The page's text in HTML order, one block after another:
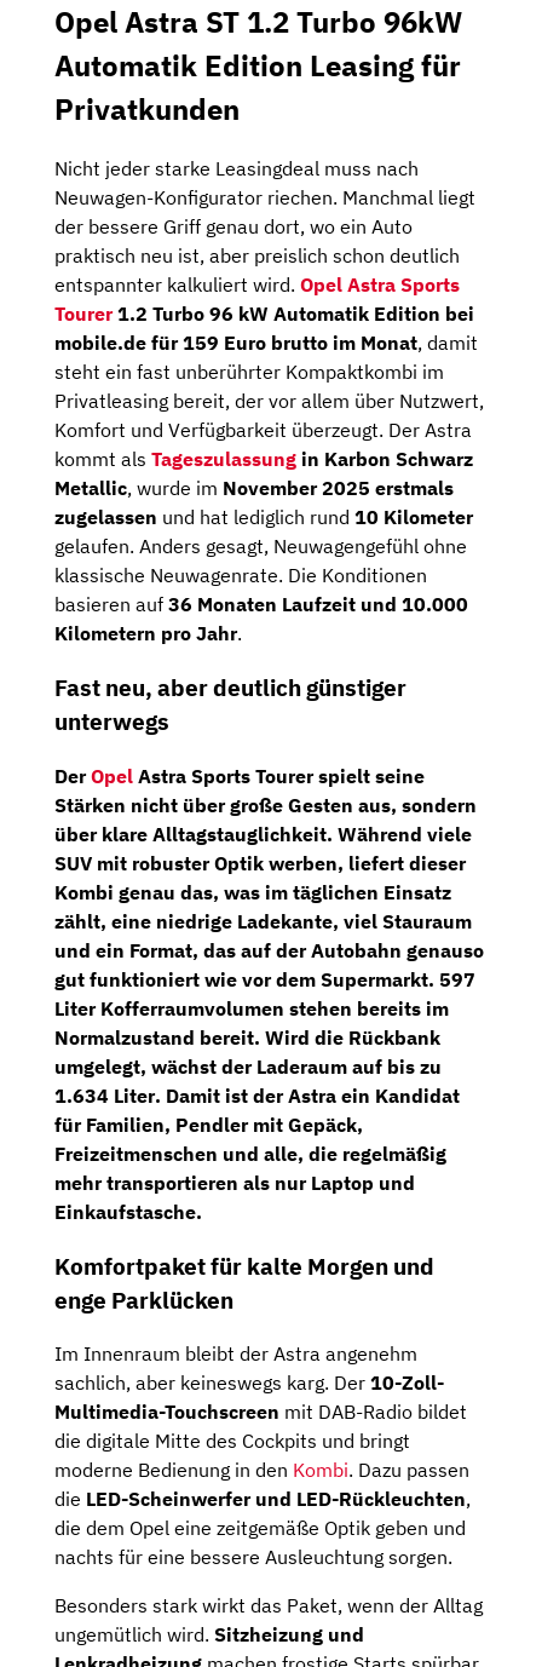
Opel Astra ST 1.2 Turbo 96kW
Automatik Edition Leasing für
Privatkunden
Nicht jeder starke Leasingdeal muss nach
Neuwagen-Konfigurator riechen. Manchmal liegt
der bessere Griff genau dort, wo ein Auto
praktisch neu ist, aber preislich schon deutlich
entspannter kalkuliert wird. Opel Astra Sports
Tourer1.2 Turbo 96 kW Automatik Edition bei
mobile.de für 159 Euro brutto im Monat, damit
steht ein fast unberührter Kompaktkombi im
Privatleasing bereit, der vor allem über Nutzwert,
Komfort und Verfügbarkeit überzeugt. Der Astra
kommt als Tageszulassung in Karbon Schwarz
Metallic, wurde im November 2025 erstmals
zugelassen und hat lediglich rund 10 Kilometer
gelaufen. Anders gesagt, Neuwagengefühl ohne
klassische Neuwagenrate. Die Konditionen
basieren auf 36 Monaten Laufzeit und 10.000
Kilometern pro Jahr.
Fast neu, aber deutlich günstiger
unterwegs
DerOpel Astra Sports Tourer spielt seine
Stärken nicht über große Gesten aus, sondern
über klare Alltagstauglichkeit. Während viele
SUV mit robuster Optik werben, liefert dieser
Kombi genau das, was im täglichen Einsatz
zählt, eine niedrige Ladekante, viel Stauraum
und ein Format, das auf der Autobahn genauso
gut funktioniert wie vor dem Supermarkt. 597
Liter Kofferraumvolumen stehen bereits im
Normalzustand bereit. Wird die Rückbank
umgelegt, wächst der Laderaum auf bis zu
1.634 Liter. Damit ist der Astra ein Kandidat
für Familien, Pendler mit Gepäck,
Freizeitmenschen und alle, die regelmäßig
mehr transportieren als nur Laptop und
Einkaufstasche.
Komfortpaket für kalte Morgen und
enge Parklücken
Im Innenraum bleibt der Astra angenehm
sachlich, aber keineswegs karg. Der 10-Zoll-
Multimedia-Touchscreen mit DAB-Radio bildet
die digitale Mitte des Cockpits und bringt
moderne Bedienung in den Kombi. Dazu passen
die LED-Scheinwerfer und LED-Rückleuchten,
die dem Opel eine zeitgemäße Optik geben und
nachts für eine bessere Ausleuchtung sorgen.
Besonders stark wirkt das Paket, wenn der Alltag
ungemütlich wird. Sitzheizung und